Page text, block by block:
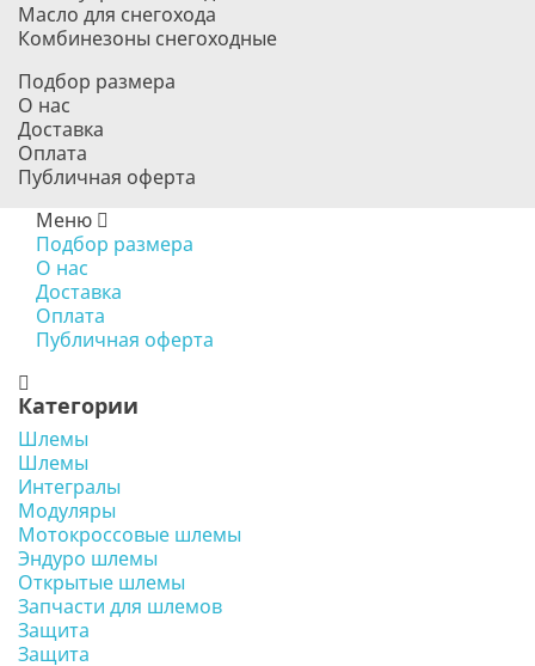
Масло для снегохода
Комбинезоны снегоходные
Подбор размера
О нас
Доставка
Оплата
Публичная оферта
Меню
Подбор размера
О нас
Доставка
Оплата
Публичная оферта
Категории
Шлемы
Шлемы
Интегралы
Модуляры
Мотокроссовые шлемы
Эндуро шлемы
Открытые шлемы
Запчасти для шлемов
Защита
Защита